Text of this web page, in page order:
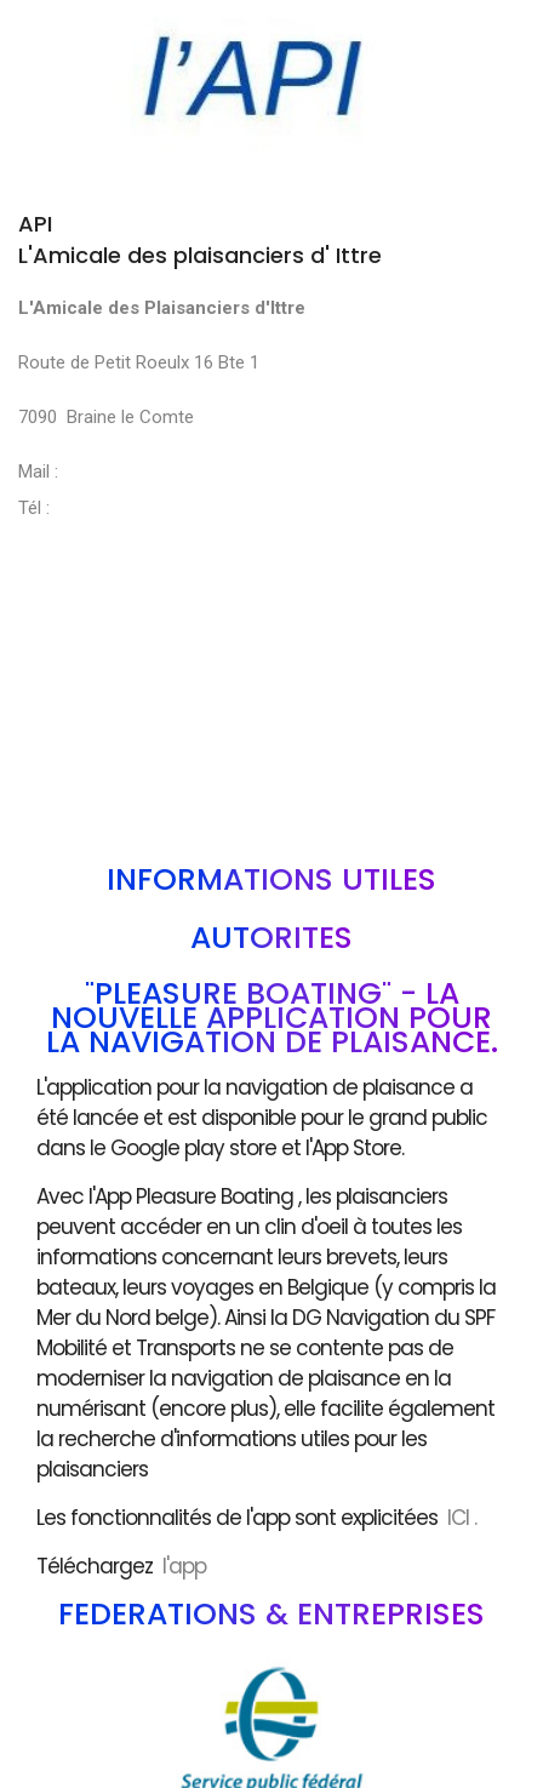
API
L'Amicale des plaisanciers d' Ittre
L'Amicale des Plaisanciers d'Ittre
Route de Petit Roeulx 16 Bte 1
7090 Braine le Comte
Mail :
Tél :
INFORMATIONS UTILES
AUTORITÉS
"PLEASURE BOATING" - LA
NOUVELLE APPLICATION POUR
LA NAVIGATION DE PLAISANCE.
L'application pour la navigation de plaisance a
été lancée et est disponible pour le grand public
dans le Google play store et l'App Store.
Avec l'App Pleasure Boating , les plaisanciers
peuvent accéder en un clin d'oeil à toutes les
informations concernant leurs brevets, leurs
bateaux, leurs voyages en Belgique (y compris la
Mer du Nord belge). Ainsi la DG Navigation du SPF
Mobilité et Transports ne se contente pas de
moderniser la navigation de plaisance en la
numérisant (encore plus), elle facilite également
la recherche d'informations utiles pour les
plaisanciers
Les fonctionnalités de l'app sont explicitées ICI .
Téléchargez l'app
FÉDÉRATIONS & ENTREPRISES